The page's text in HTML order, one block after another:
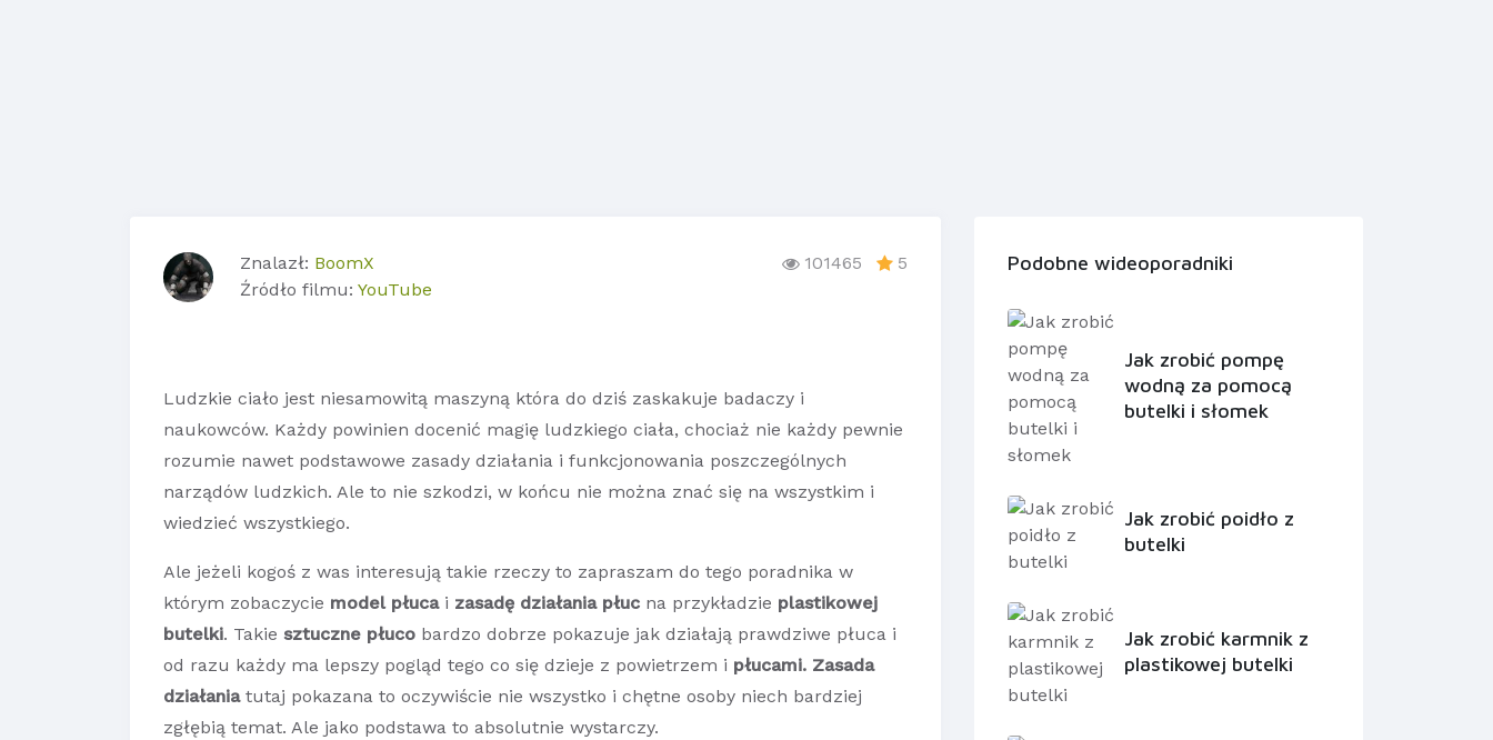
Znalazł: BoomX
Źródło filmu: YouTube
101465 5
Ludzkie ciało jest niesamowitą maszyną która do dziś zaskakuje badaczy i
naukowców. Każdy powinien docenić magię ludzkiego ciała, chociaż nie każdy pewnie
rozumie nawet podstawowe zasady działania i funkcjonowania poszczególnych
narządów ludzkich. Ale to nie szkodzi, w końcu nie można znać się na wszystkim i
wiedzieć wszystkiego.
Ale jeżeli kogoś z was interesują takie rzeczy to zapraszam do tego poradnika w
którym zobaczycie model płucai zasadę działania płuc na przykładzie plastikowej
butelki. Takie sztuczne płuco bardzo dobrze pokazuje jak działają prawdziwe płuca i
od razu każdy ma lepszy pogląd tego co się dzieje z powietrzem i płucami. Zasada
działaniatutaj pokazana to oczywiście nie wszystko i chętne osoby niech bardziej
zgłębią temat. Ale jako podstawa to absolutnie wystarczy.
Podobne wideoporadniki
Jak zrobić pompę
wodną za pomocą
butelki i słomek
Jak zrobić poidło z
butelki
Jak zrobić karmnik z
plastikowej butelki